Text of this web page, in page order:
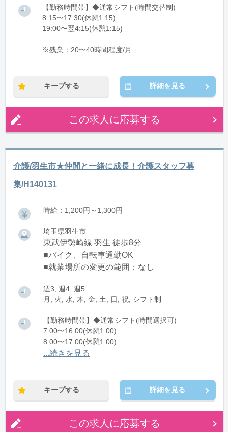
【勤務時間帯】◆通常シフト(時間交替制)
8:15〜17:30(休憩1:15)
19:00〜翌4:15(休憩1:15)
※残業：20〜40時間程度/月
キープする 詳細を見る
この求人に応募する
介護/羽生市★仲間と一緒に成長！介護スタッフ募
集/H140131
時給：1,200円～1,300円
埼玉県羽生市
東武伊勢崎線 羽生 徒歩8分
■バイク、自転車通勤OK
■就業場所の変更の範囲：なし
週3, 週4, 週5
月, 火, 水, 木, 金, 土, 日, 祝, シフト制
【勤務時間帯】◆通常シフト(時間選択可)
7:00〜16:00(休憩1:00)
8:00〜17:00(休憩1:00)
12:00〜21:00(休憩1:00)
...続きを見る
キープする 詳細を見る
この求人に応募する